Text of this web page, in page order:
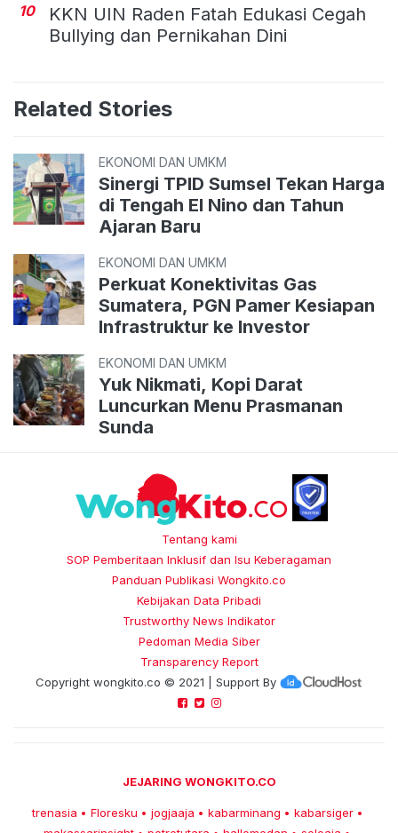
10
KKN UIN Raden Fatah Edukasi Cegah
Bullying dan Pernikahan Dini
Related Stories
EKONOMI DAN UMKM
Sinergi TPID Sumsel Tekan Harga
di Tengah El Nino dan Tahun
Ajaran Baru
EKONOMI DAN UMKM
Perkuat Konektivitas Gas
Sumatera, PGN Pamer Kesiapan
Infrastruktur ke Investor
EKONOMI DAN UMKM
Yuk Nikmati, Kopi Darat
Luncurkan Menu Prasmanan
Sunda
Tentang kami
SOP Pemberitaan Inklusif dan Isu Keberagaman
Panduan Publikasi Wongkito.co
Kebijakan Data Pribadi
Trustworthy News Indikator
Pedoman Media Siber
Transparency Report
Copyright wongkito.co © 2021 | Support By
JEJARING WONGKITO.CO
trenasia • Floresku • jogjaaja • kabarminang • kabarsiger •